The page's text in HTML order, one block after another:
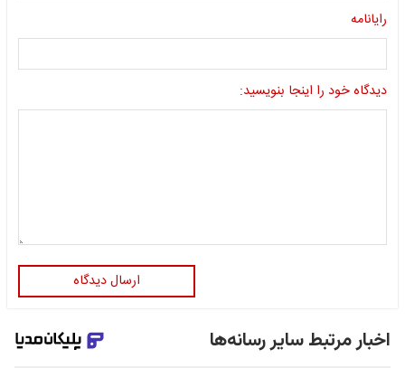
رایانامه
دیدگاه خود را اینجا بنویسید:
ارسال دیدگاه